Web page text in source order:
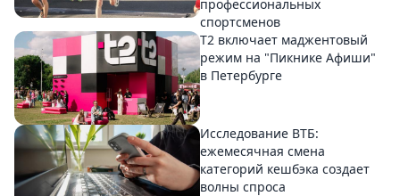
профессиональных
спортсменов
Т2 включает маджентовый
режим на "Пикнике Афиши"
в Петербурге
Исследование ВТБ:
ежемесячная смена
категорий кешбэка создает
волны спроса